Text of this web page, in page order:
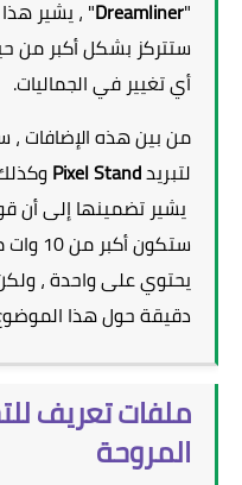
"
Dreamliner" ، يشير
ستتركز بشكل أكبر من
أي تغيير في الجماليات.
من بين هذه الإضافات
لتبريدPixel Stand
يشير تضمينها إلى أن
ستكون
يحتوي على واحدة ،
دقيقة حول هذا
ملفات تعريف
المروحة